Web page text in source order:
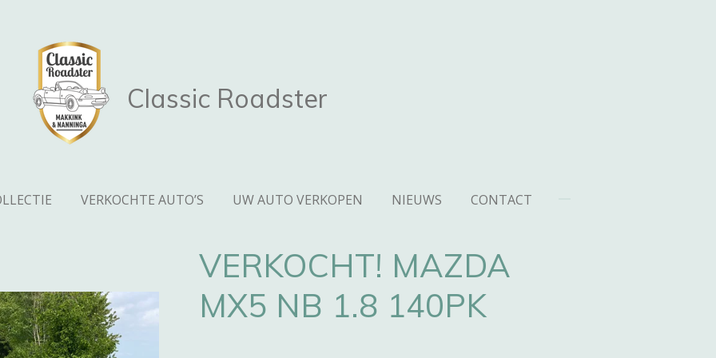
Classic Roadster
VERKOCHTE AUTO’S UW AUTO VERKOPEN NIEUWS CONTACT
VERKOCHT! MAZDA
MX5 NB 1.8 140PK